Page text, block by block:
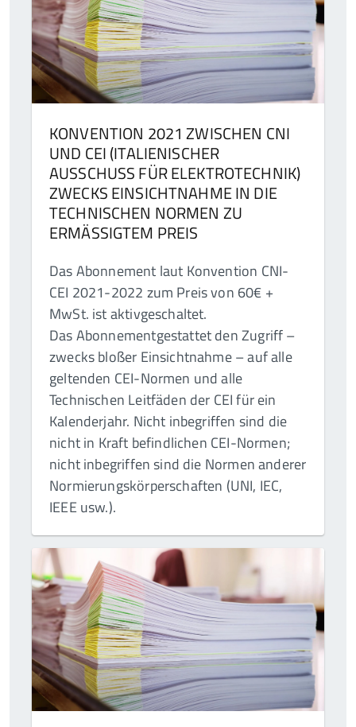
KONVENTION 2021 ZWISCHEN CNI
UND CEI (ITALIENISCHER
AUSSCHUSS FÜR ELEKTROTECHNIK)
ZWECKS EINSICHTNAHME IN DIE
TECHNISCHEN NORMEN ZU
ERMÄSSIGTEM PREIS
Das Abonnement laut Konvention CNI-
CEI 2021-2022 zum Preis von 60€ +
MwSt. ist aktivgeschaltet.
Das Abonnementgestattet den Zugriff –
zwecks bloßer Einsichtnahme – auf alle
geltenden CEI-Normen und alle
Technischen Leitfäden der CEI für ein
Kalenderjahr. Nicht inbegriffen sind die
nicht in Kraft befindlichen CEI-Normen;
nicht inbegriffen sind die Normen anderer
Normierungskörperschaften (UNI, IEC,
IEEE usw.).